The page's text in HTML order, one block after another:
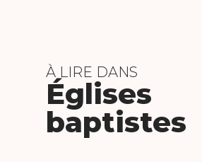
À LIRE DANS
Églises
baptistes